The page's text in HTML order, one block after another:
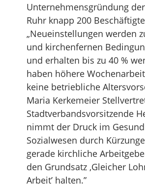
Unternehmensgründung
Ruhr knapp 200
„Neueinstellungen werden
und kirchenfernen
und erhalten bis zu 40 %
haben höhere
keine betriebliche
Maria Kerkemeier
Stadtverbandsvorsitzende
nimmt der Druck im
Sozialwesen durch
gerade kirchliche
den Grundsatz ‚Gleicher
Arbeit’ halten.”